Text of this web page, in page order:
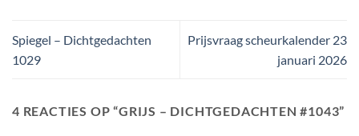
Spiegel – Dichtgedachten
1029
Prijsvraag scheurkalender 23
januari 2026
4 REACTIES OP “GRIJS – DICHTGEDACHTEN #1043”